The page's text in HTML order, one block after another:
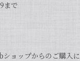
まで
ョップからのご購入